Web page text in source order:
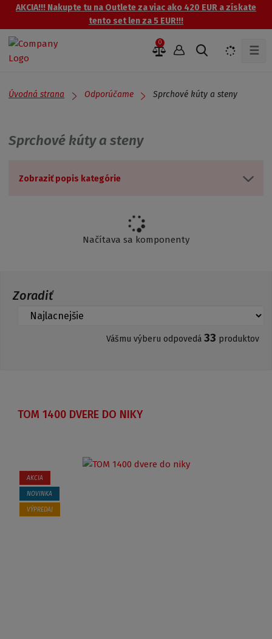
AKCIA!!! Nakupte tu na Outlete za viac ako 420 EUR a získate
tento set len za 5 EUR!!!
0
☰
Úvodná strana Odporúčame Sprchové kúty a steny
Sprchové kúty a steny
Zobraziť popis kategórie
Načítava sa komponenty
Zoradiť
Vášmu výberu odpovedá 33 produktov
TOM 1400 DVERE DO NIKY
AKCIA
NOVINKA
VÝPREDAJ